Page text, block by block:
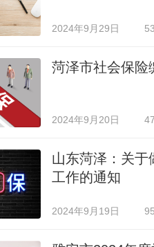
2024年9月29日
菏泽市社会保险
2024年9月20日
山东菏泽：关于
工作的通知
2024年9月19日